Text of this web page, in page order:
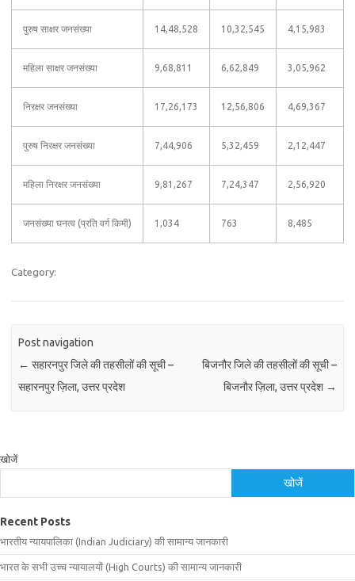
पुरुष साक्षर जनसंख्या 14,48,528 10,32,545 4,15,983
महिला साक्षर जनसंख्या 9,68,811 6,62,849 3,05,962
निरक्षर जनसंख्या 17,26,173 12,56,806 4,69,367
पुरुष निरक्षर जनसंख्या 7,44,906 5,32,459 2,12,447
महिला निरक्षर जनसंख्या 9,81,267 7,24,347 2,56,920
जनसंख्या घनत्व (प्रति वर्ग किमी) 1,034 763 8,485
Category:
Post navigation
← सहारनपुर जिले की तहसीलों की सूची –
सहारनपुर ज़िला, उत्तर प्रदेश
बिजनौर जिले की तहसीलों की सूची –
बिजनौर ज़िला, उत्तर प्रदेश →
खोजें
खोजें
Recent Posts
भारतीय न्यायपालिका (Indian Judiciary) की सामान्य जानकारी
भारत के सभी उच्च न्यायालयों (High Courts) की सामान्य जानकारी